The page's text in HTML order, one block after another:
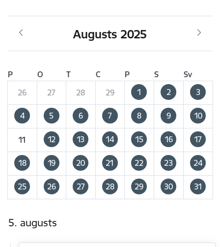
Augusts 2025
P O T C P S
Sv
26
27 28 29 1 2 3
4 5 6 7 8 9 10
11 12 13 14 15 16 17
18 19 20 21 22 23 24
25 26 27 28 29 30 31
5. augusts